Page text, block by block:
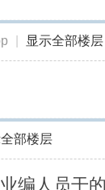
显示全部楼层
部楼层
编人员干